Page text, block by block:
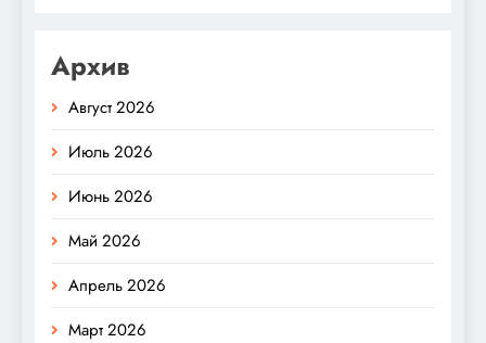
Архив
Август 2026
Июль 2026
Июнь 2026
Май 2026
Апрель 2026
Март 2026